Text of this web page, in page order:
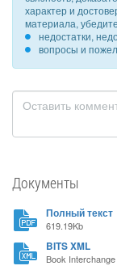
характер и
материала,
недостатки,
вопросы и
Документы
Полный текст
619.19Kb
BITS XML
Book